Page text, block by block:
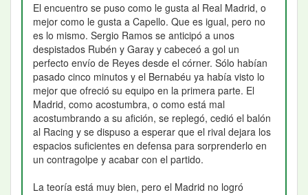
El encuentro se puso como le gusta al Real Madrid, o
mejor como le gusta a Capello. Que es igual, pero no
es lo mismo. Sergio Ramos se anticipó a unos
despistados Rubén y Garay y cabeceó a gol un
perfecto envío de Reyes desde el córner. Sólo habían
pasado cinco minutos y el Bernabéu ya había visto lo
mejor que ofreció su equipo en la primera parte. El
Madrid, como acostumbra, o como está mal
acostumbrando a su afición, se replegó, cedió el balón
al Racing y se dispuso a esperar que el rival dejara los
espacios suficientes en defensa para sorprenderlo en
un contragolpe y acabar con el partido.
La teoría está muy bien, pero el Madrid no logró